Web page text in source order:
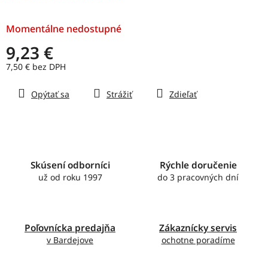
9,23 €
7,50 € bez DPH
cena:
Momentálne nedostupné
Opýtať sa Strážiť Zdieľať
Skúsení odborníci
už od roku 1997
Rýchle doručenie
do 3 pracovných dní
Poľovnícka predajňa
v Bardejove
Zákaznícky servis
ochotne poradíme